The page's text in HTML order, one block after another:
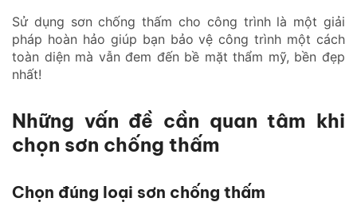
Sử dụng sơn chống thấm cho công trình là một giải
pháp hoàn hảo giúp bạn bảo vệ công trình một cách
toàn diện mà vẫn đem đến bề mặt thẩm mỹ, bền đẹp
nhất!
Những vấn đề cần quan tâm khi
chọn sơn chống thấm
Chọn đúng loại sơn chống thấm